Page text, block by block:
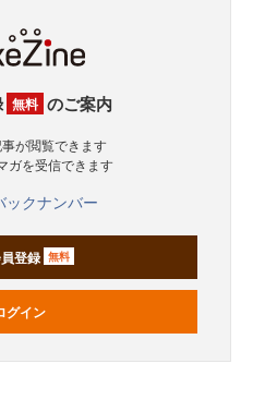
無料 のご案内
事が閲覧できます
ガを受信できます
ックナンバー
登録 無料
グイン